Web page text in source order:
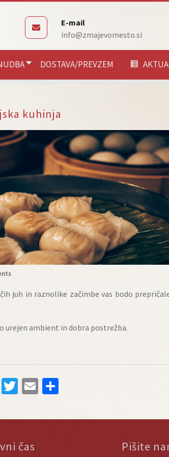
E-mail
info@zmajevomesto.si
DOSTAVA/PREVZEM
kuhinja
juh in raznolike začimbe vas bodo
urejen ambient in dobra postrežba.
Facebook
Twitter
Email
čas Pišite